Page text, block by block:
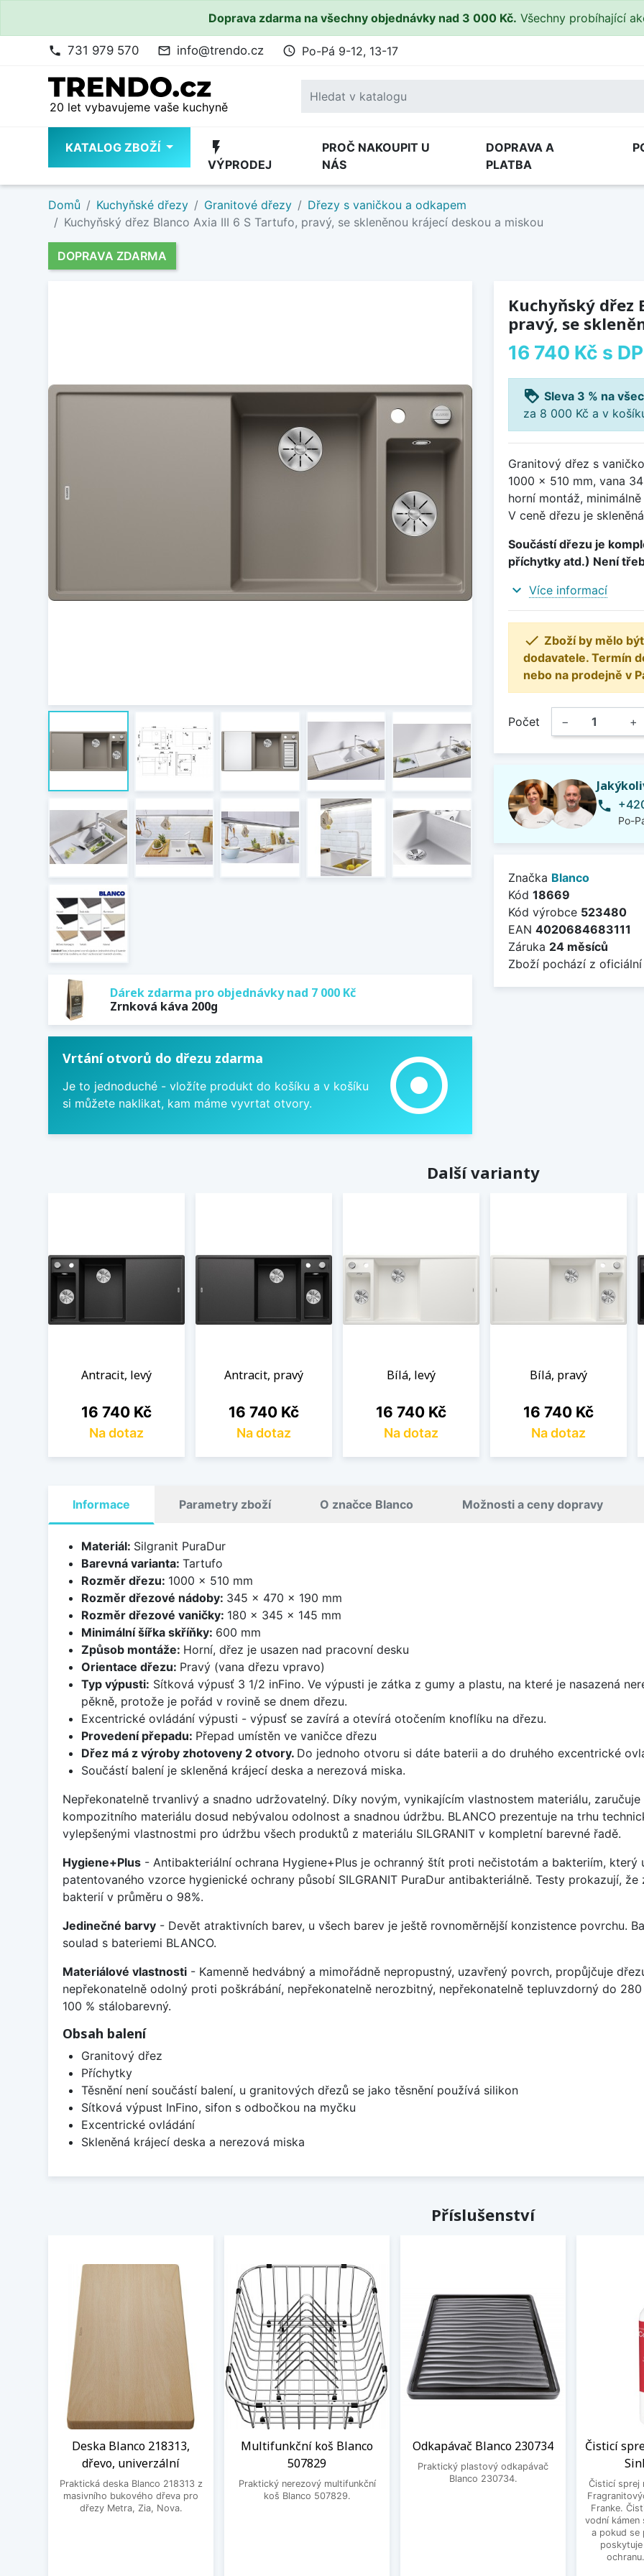
Doprava zdarma na všechny objednávky nad 3 000 Kč. Všechny probíhající
phone 731 979 570 mail_outline info@trendo.cz access_time Po-Pá 9-12, 13-17
20 let vybavujeme vaše kuchyně
KATALOG ZBOŽÍ flash_on
VÝPRODEJ
PROČ NAKOUPIT U
NÁS
DOPRAVA A
PLATBA
Domů Kuchyňské dřezy Granitové dřezy
Dřezy s vaničkou a odkapem
Kuchyňský dřez Blanco Axia III 6 S Tartufo, pravý, se skleněnou krájecí deskou a miskou
DOPRAVA ZDARMA
Dárek zdarma pro objednávky nad 7 000 Kč
Zrnková káva 200g
Vrtání otvorů do dřezu zdarma
Je to jednoduché - vložíte produkt do košíku a v košíku
si můžete naklikat, kam máme vyvrtat otvory.
adjust
Kuchyňský dřez
pravý, se
16 740 Kč s
loyalty Sleva 3 % na
za 8 000 Kč a v
Granitový dřez s
1000 x 510 mm, vana
horní montáž,
V ceně dřezu je
Součástí dřezu je
příchytky atd.) Není
expand_more Více informací
 Zboží by mělo
dodavatele. Termín
nebo na prodejně v
Počet − +
phone
Po-
Značka Blanco
Kód 18669
Kód výrobce 523480
EAN 4020684683111
Záruka 24 měsíců
Zboží pochází z
Další varianty
Antracit, levý
Cena
16 740 Kč
Na dotaz
Antracit, pravý
Cena
16 740 Kč
Na dotaz
Bílá, levý
Cena
16 740 Kč
Na dotaz
Bílá, pravý
Cena
16 740 Kč
Na dotaz
Informace Parametry zboží O značce Blanco Možnosti a ceny dopravy
Materiál: Silgranit PuraDur
Barevná varianta: Tartufo
Rozměr dřezu: 1000 x 510 mm
Rozměr dřezové nádoby: 345 x 470 x 190 mm
Rozměr dřezové vaničky: 180 x 345 x 145 mm
Minimální šířka skříňky: 600 mm
Způsob montáže: Horní, dřez je usazen nad pracovní desku
Orientace dřezu: Pravý (vana dřezu vpravo)
Typ výpusti: Sítková výpusť 3 1/2 inFino. Ve výpusti je zátka z gumy a plastu, na které je nasazená
pěkně, protože je pořád v rovině se dnem dřezu.
Excentrické ovládání výpusti - výpusť se zavírá a otevírá otočením knoflíku na dřezu.
Provedení přepadu: Přepad umístěn ve vaničce dřezu
Dřez má z výroby zhotoveny 2 otvory. Do jednoho otvoru si dáte baterii a do druhého excentrické
Součástí balení je skleněná krájecí deska a nerezová miska.
Nepřekonatelně trvanlivý a snadno udržovatelný. Díky novým, vynikajícím vlastnostem materiálu, zaručuje
kompozitního materiálu dosud nebývalou odolnost a snadnou údržbu. BLANCO prezentuje na trhu
vylepšenými vlastnostmi pro údržbu všech produktů z materiálu SILGRANIT v kompletní barevné řadě.
Hygiene+Plus - Antibakteriální ochrana Hygiene+Plus je ochranný štít proti nečistotám a bakteriím, který
patentovaného vzorce hygienické ochrany působí SILGRANIT PuraDur antibakteriálně. Testy prokazují,
bakterií v průměru o 98%.
Jedinečné barvy - Devět atraktivních barev, u všech barev je ještě rovnoměrnější konzistence povrchu.
soulad s bateriemi BLANCO.
Materiálové vlastnosti - Kamenně hedvábný a mimořádně nepropustný, uzavřený povrch, propůjčuje
nepřekonatelně odolný proti poškrábání, nepřekonatelně nerozbitný, nepřekonatelně tepluvzdorný do
100 % stálobarevný.
Obsah balení
Granitový dřez
Příchytky
Těsnění není součástí balení, u granitových dřezů se jako těsnění používá silikon
Sítková výpust InFino, sifon s odbočkou na myčku
Excentrické ovládání
Skleněná krájecí deska a nerezová miska
Příslušenství
Deska Blanco 218313,
dřevo, univerzální
Praktická deska Blanco 218313 z
masivního bukového dřeva pro
dřezy Metra, Zia, Nova.
Multifunkční koš Blanco
507829
Praktický nerezový multifunkční
koš Blanco 507829.
Odkapávač Blanco 230734
Praktický plastový odkapávač
Blanco 230734.
Čisticí
Čisticí sprej
Franke.
vodní kámen
a pokud se